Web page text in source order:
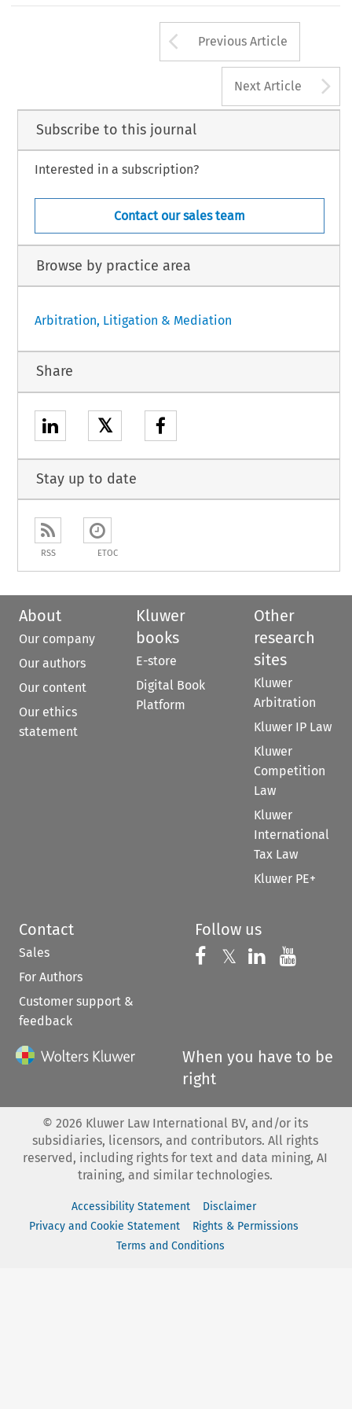
Arrow button
Previous Article
Next Article
Subscribe to this journal
Interested in a subscription?
Contact our sales team
Browse by practice area
Arbitration, Litigation & Mediation
Share
𝕏
Stay up to date
RSS ETOC
About
Our company
Our authors
Our content
Our ethics
statement
Kluwer
books
E-store
Digital Book
Platform
Other
research
sites
Kluwer
Arbitration
Kluwer IP Law
Kluwer
Competition
Law
Kluwer
International
Tax Law
Kluwer PE+
Contact
Sales
For Authors
Customer support &
feedback
Follow us
Follow us on
𝕏 Follow us on
Follow us
When you have to be
right
© 2026 Kluwer Law International BV, and/or its
subsidiaries, licensors, and contributors. All rights
reserved, including rights for text and data mining, AI
training, and similar technologies.
Accessibility Statement
Disclaimer
Privacy and Cookie Statement
Rights & Permissions
Terms and Conditions